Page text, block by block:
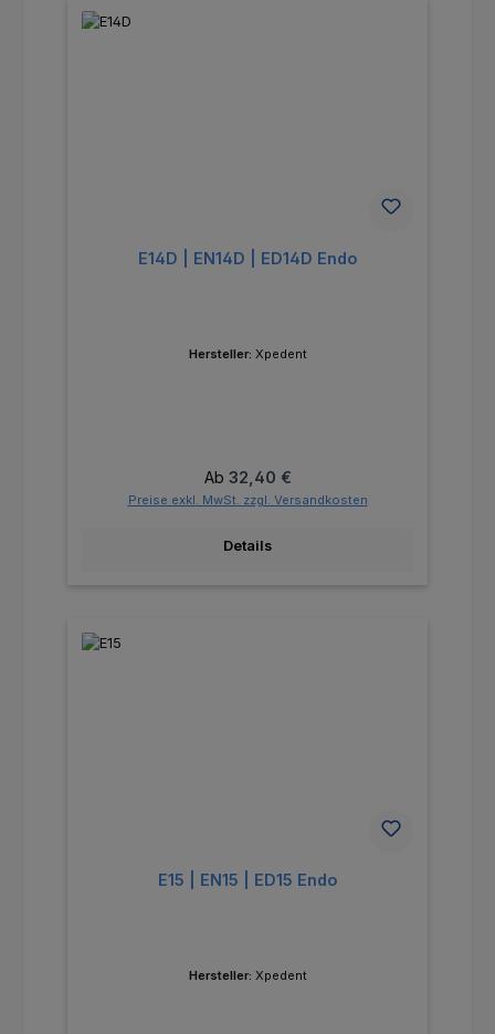
E14D | EN14D | ED14D Endo
Hersteller: Xpedent
Regulärer Preis:
Ab 32,40 €
Preise exkl. MwSt. zzgl. Versandkosten
Details
E15 | EN15 | ED15 Endo
Hersteller: Xpedent